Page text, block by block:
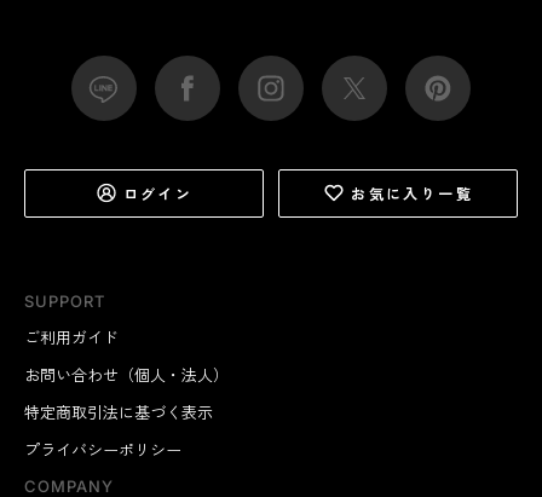
SUPPORT
ご利用ガイド
お問い合わせ（個人・法人）
特定商取引法に基づく表示
プライバシーポリシー
COMPANY
ログイン お気に入り一覧